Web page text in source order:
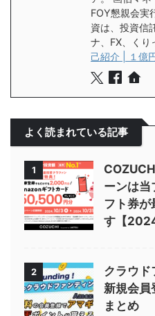
FOY懇親会実
資は、投資信
ナ、FX、くり
己紹介 | １億
よく読まれている記事
1
ーンは
フト券
す【
2
クラウド
新規会員
まとめ